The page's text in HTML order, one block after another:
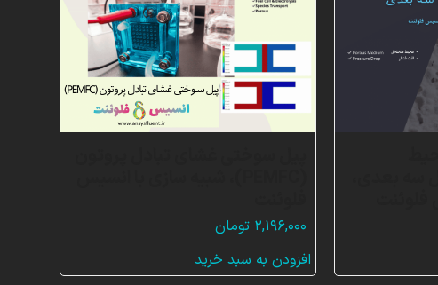
۲,۱۹۶,۰۰۰ تومان
افزودن به سبد خرید